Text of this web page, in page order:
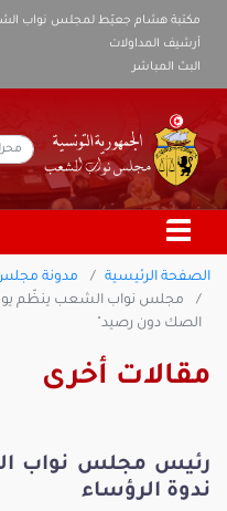
مكتبة هشام جعيّط لمجلس نواب
أرشيف المداولات
البث المباشر
الصفحة الرئيسية
مدونة
مجلس نواب الشعب ينظّم يوما
الصك دون رصيد"
مقالات أخرى
رئيس مجلس نواب
ندوة الرؤساء